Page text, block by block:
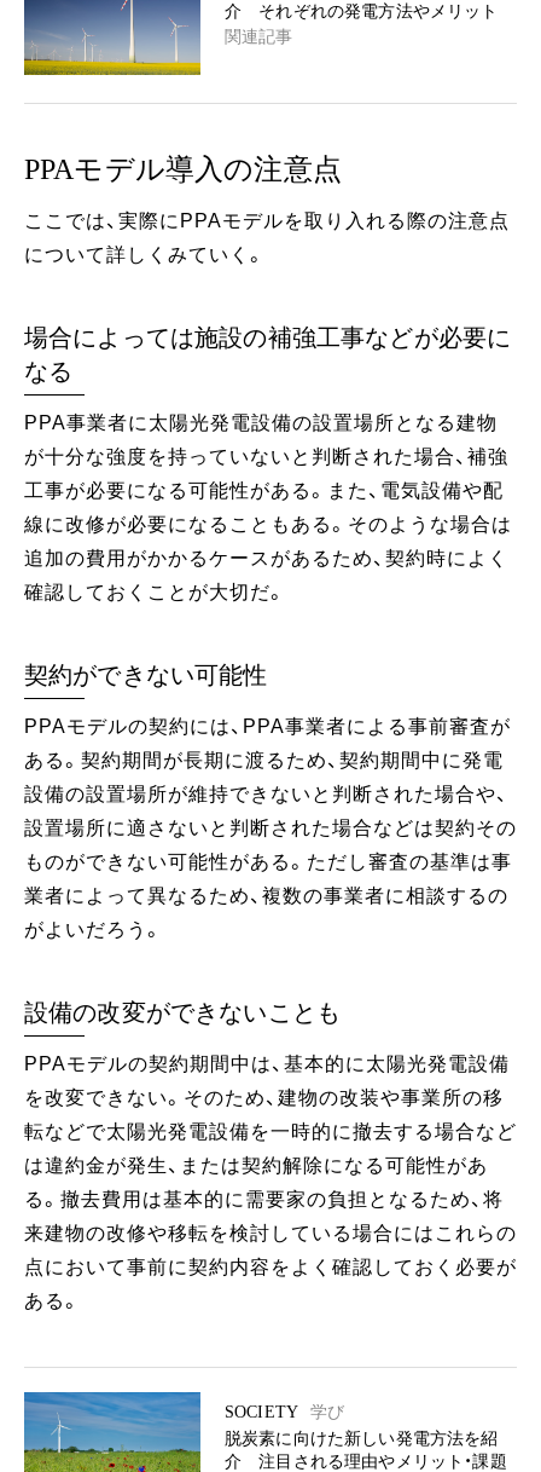
介 それぞれの発電方法やメリット
関連記事
PPAモデル導入の注意点
ここでは、実際にPPAモデルを取り入れる際の注意点
について詳しくみていく。
場合によっては施設の補強工事などが必要に
なる
PPA事業者に太陽光発電設備の設置場所となる建物
が十分な強度を持っていないと判断された場合、補強
工事が必要になる可能性がある。また、電気設備や配
線に改修が必要になることもある。そのような場合は
追加の費用がかかるケースがあるため、契約時によく
確認しておくことが大切だ。
契約ができない可能性
PPAモデルの契約には、PPA事業者による事前審査が
ある。契約期間が長期に渡るため、契約期間中に発電
設備の設置場所が維持できないと判断された場合や、
設置場所に適さないと判断された場合などは契約その
ものができない可能性がある。ただし審査の基準は事
業者によって異なるため、複数の事業者に相談するの
がよいだろう。
設備の改変ができないことも
PPAモデルの契約期間中は、基本的に太陽光発電設備
を改変できない。そのため、建物の改装や事業所の移
転などで太陽光発電設備を一時的に撤去する場合など
は違約金が発生、または契約解除になる可能性があ
る。撤去費用は基本的に需要家の負担となるため、将
来建物の改修や移転を検討している場合にはこれらの
点において事前に契約内容をよく確認しておく必要が
ある。
SOCIETY
学び
脱炭素に向けた新しい発電方法を紹
介 注目される理由やメリット・課題